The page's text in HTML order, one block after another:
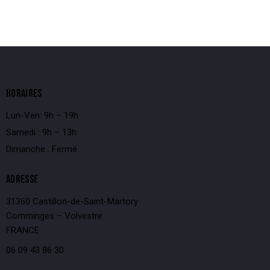
HORAIRES
Lun-Ven: 9h – 19h
Samedi : 9h – 13h
Dimanche : Fermé
ADRESSE
31360 Castillon-de-Saint-Martory
Comminges – Volvestre
FRANCE
06 09 43 86 30